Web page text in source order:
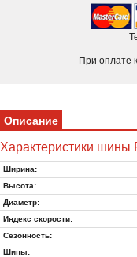
При оплате
Описание
Характеристики шины
Ширина:
Высота:
Диаметр:
Индекс скорости:
Сезонность:
Шипы: